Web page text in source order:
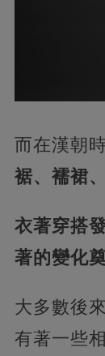
而在漢朝
裾、襦裙
衣著穿搭
著的變化
大多數後
有著一些